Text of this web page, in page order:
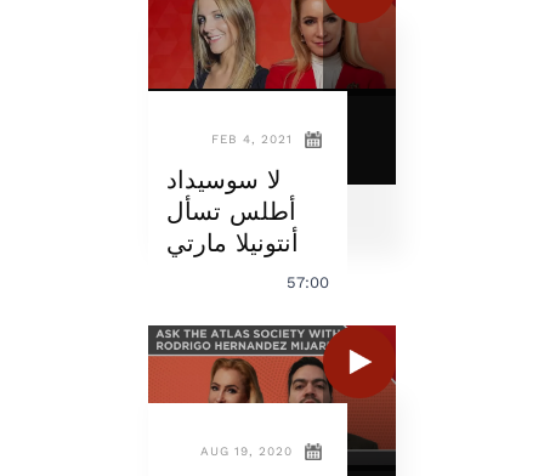
FEB 4, 2021
لا سوسيداد
أطلس تسأل
أنتونيلا مارتي
57:00
AUG 19, 2020